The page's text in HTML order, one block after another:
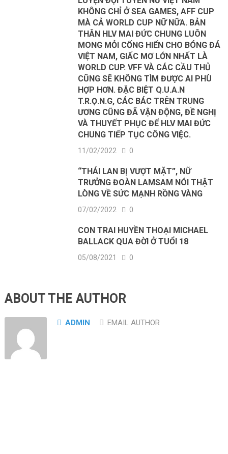
KHÔNG CHỈ Ở SEA GAMES, AFF CUP
MÀ CẢ WORLD CUP NỮ NỮA. BẢN
THÂN HLV MAI ĐỨC CHUNG LUÔN
MONG MỎI CỐNG HIẾN CHO BÓNG ĐÁ
VIỆT NAM, GIẤC MƠ LỚN NHẤT LÀ
WORLD CUP. VFF VÀ CÁC CẦU THỦ
CŨNG SẼ KHÔNG TÌM ĐƯỢC AI PHÙ
HỢP HƠN. ĐẶC BIỆT Q.U.A.N
T.R.Ọ.N.G, CÁC BÁC TRÊN TRUNG
ƯƠNG CŨNG ĐÃ VẬN ĐỘNG, ĐỀ NGHỊ
VÀ THUYẾT PHỤC ĐỂ HLV MAI ĐỨC
CHUNG TIẾP TỤC CÔNG VIỆC.
11/02/2022 0
“THÁI LAN BỊ VƯỢT MẶT”, NỮ
TRƯỞNG ĐOÀN LAMSAM NÓI THẬT
LÒNG VỀ SỨC MẠNH RỒNG VÀNG
07/02/2022 0
CON TRAI HUYỀN THOẠI MICHAEL
BALLACK QUA ĐỜI Ở TUỔI 18
05/08/2021 0
ABOUT THE AUTHOR
ADMIN EMAIL AUTHOR